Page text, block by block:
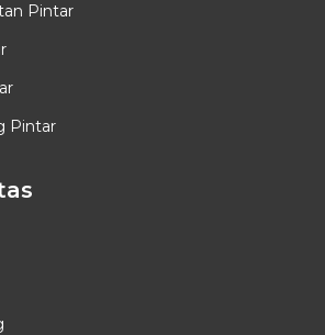
Pintar
Pintar